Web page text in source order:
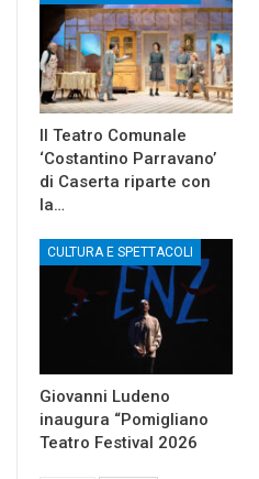
Il Teatro Comunale
‘Costantino Parravano’
di Caserta riparte con
la…
CULTURA E SPETTACOLI
Giovanni Ludeno
inaugura “Pomigliano
Teatro Festival 2026